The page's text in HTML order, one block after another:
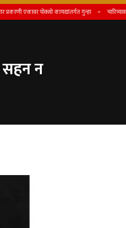
पोक्सो कायद्यांतर्गत गुन्हा चारित्र्यावर संशय
सहन न